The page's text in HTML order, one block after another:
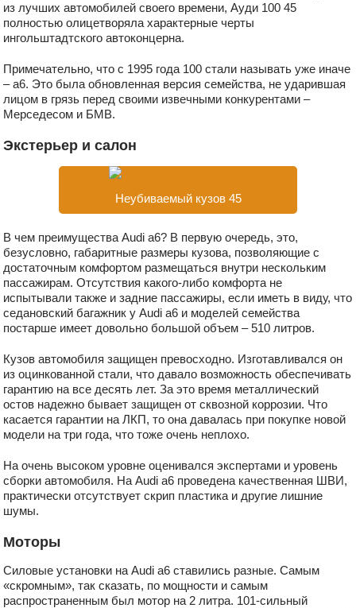
из лучших автомобилей своего времени, Ауди 100 45
полностью олицетворяла характерные черты
ингольштадтского автоконцерна.
Примечательно, что с 1995 года 100 стали называть уже иначе
– а6. Это была обновленная версия семейства, не ударившая
лицом в грязь перед своими извечными конкурентами –
Мерседесом и БМВ.
Экстерьер и салон
Неубиваемый кузов 45
В чем преимущества Audi a6? В первую очередь, это,
безусловно, габаритные размеры кузова, позволяющие с
достаточным комфортом размещаться внутри нескольким
пассажирам. Отсутствия какого-либо комфорта не
испытывали также и задние пассажиры, если иметь в виду, что
седановский багажник у Audi а6 и моделей семейства
постарше имеет довольно большой объем – 510 литров.
Кузов автомобиля защищен превосходно. Изготавливался он
из оцинкованной стали, что давало возможность обеспечивать
гарантию на все десять лет. За это время металлический
остов надежно бывает защищен от сквозной коррозии. Что
касается гарантии на ЛКП, то она давалась при покупке новой
модели на три года, что тоже очень неплохо.
На очень высоком уровне оценивался экспертами и уровень
сборки автомобиля. На Audi a6 проведена качественная ШВИ,
практически отсутствует скрип пластика и другие лишние
шумы.
Моторы
Силовые установки на Audi а6 ставились разные. Самым
«скромным», так сказать, по мощности и самым
распространенным был мотор на 2 литра. 101-сильный